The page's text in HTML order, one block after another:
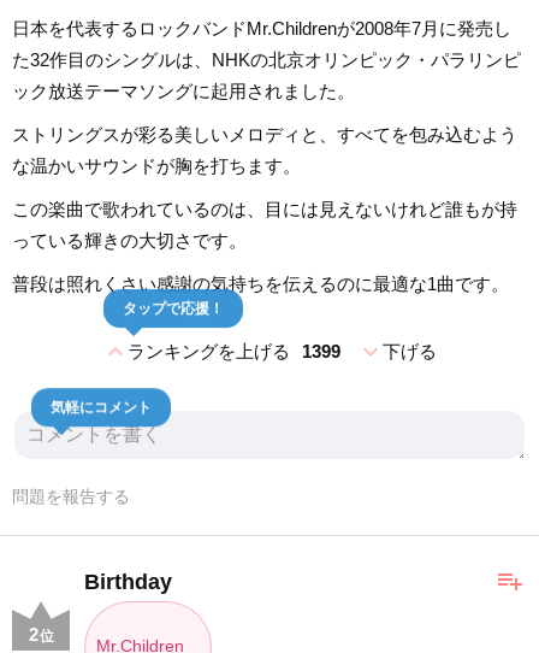
日本を代表するロックバンドMr.Childrenが2008年7月に発売し
た32作目のシングルは、NHKの北京オリンピック・パラリンピ
ック放送テーマソングに起用されました。
ストリングスが彩る美しいメロディと、すべてを包み込むよう
な温かいサウンドが胸を打ちます。
この楽曲で歌われているのは、目には見えないけれど誰もが持
っている輝きの大切さです。
普段は照れくさい感謝の気持ちを伝えるのに最適な1曲です。
expand_lessランキングを上げる 1399
タップで応援！
expand_more下げる
気軽にコメント
問題を報告する
playlist_add
Birthday
Mr.Children
2位